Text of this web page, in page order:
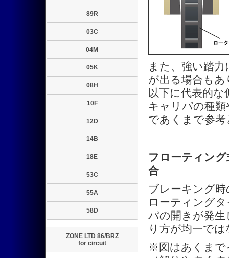
89R
03C
04M
05K
08H
10F
12D
14B
18E
53C
55A
58D
ZONE LTD 86/BRZ
for circuit
また、強い踏
が出る場合もあ
以下に代表的
キャリパの種
であくまで参
フローティン
合
ブレーキング
ローティング
パの開きが発
り方が均一で
※図はあくまで